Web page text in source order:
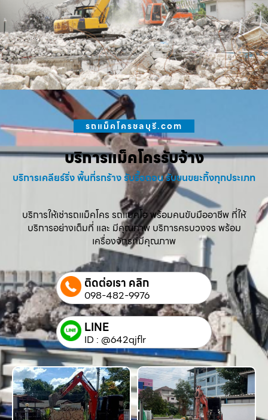
รถแม็คโครชลบุรี.com
บริการแม็คโครรับจ้าง
บริการเคลียร์ริ่ง พื้นที่รกร้าง รับรื้อถอน รับขนขยะทิ้งทุกประเภท
บริการให้เช่ารถแม็คโคร รถแบคโฮ พร้อมคนขับมืออาชีพ ที่ให้
บริการอย่างเต็มที่ และ มีคุณภาพ บริการครบวงจร พร้อม
เครื่องจักรที่มีคุณภาพ
ติดต่อเรา คลิก
098-482-9976
LINE
ID : @642qjflr